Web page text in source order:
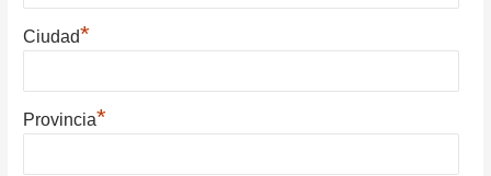
Ciudad*
Provincia*